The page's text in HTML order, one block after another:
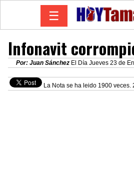
☰
Infonavit
Por: Juan Sánchez El Día Jueves 23 de
La Nota se ha leido 1900 veces.